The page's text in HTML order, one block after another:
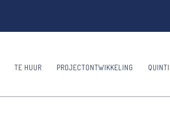
TE HUUR PROJECTONTWIKKELING